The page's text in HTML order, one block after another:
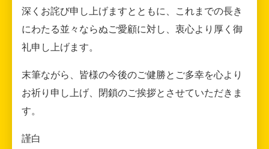
深くお詫び申し上げますとともに、これまでの長き
にわたる並々ならぬご愛顧に対し、衷心より厚く御
礼申し上げます。
末筆ながら、皆様の今後のご健勝とご多幸を心より
お祈り申し上げ、閉鎖のご挨拶とさせていただきま
す。
謹白